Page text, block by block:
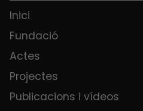
Inici
Fundació
Actes
Projectes
Publicacions i vídeos